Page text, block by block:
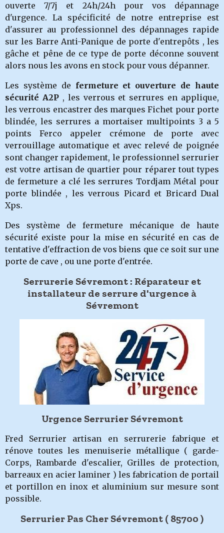
ouverte 7/7j et 24h/24h pour vos dépannage
d'urgence. La spécificité de notre entreprise est
d'assurer au professionnel des dépannages rapide
sur les Barre Anti-Panique de porte d'entrepôts , les
gâche et pêne de ce type de porte déconne souvent
alors nous les avons en stock pour vous dépanner.
Les système de fermeture et ouverture de haute
sécurité A2P, les verrous et serrures en applique,
les verrous encastrer des marques Fichet pour porte
blindée, les serrures a mortaiser multipoints 3 a 5
points Ferco appeler crémone de porte avec
verrouillage automatique et avec relevé de poignée
sont changer rapidement, le professionnel serrurier
est votre artisan de quartier pour réparer tout types
de fermeture a clé les serrures Tordjam Métal pour
porte blindée , les verrous Picard et Bricard Dual
Xps.
Des système de fermeture mécanique de haute
sécurité existe pour la mise en sécurité en cas de
tentative d'effraction de vos biens que ce soit sur une
porte de cave , ou une porte d'entrée.
Serrurerie Sévremont : Réparateur et
installateur de serrure d'urgence à
Sévremont
Urgence Serrurier Sévremont
Fred Serrurier artisan en serrurerie fabrique et
rénove toutes les menuiserie métallique ( garde-
Corps, Rambarde d'escalier, Grilles de protection,
barreaux en acier laminer ) les fabrication de portail
et portillon en inox et aluminium sur mesure sont
possible.
Serrurier Pas Cher Sévremont ( 85700 )